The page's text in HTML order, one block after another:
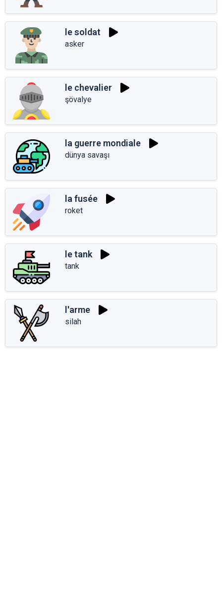
le soldat
asker
le chevalier
şövalye
la guerre mondiale
dünya savaşı
la fusée
roket
le tank
tank
l'arme
silah